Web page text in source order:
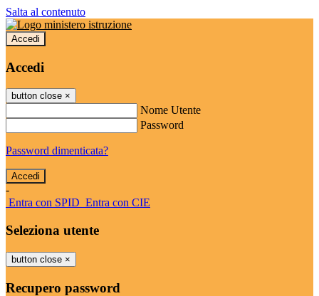
Salta al contenuto
Accedi
Accedi
button close ×
Nome Utente
Password
Password dimenticata?
-
Entra con SPID Entra con CIE
Seleziona utente
button close ×
Recupero password